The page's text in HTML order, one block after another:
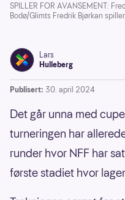
SPILLER FOR AVANSEMENT:
Bodø/Glimts Fredrik Bjørkan
Lars
Hulleberg
Publisert: 30. april 2024
Det går unna med
turneringen har
runder hvor NFF har
første stadiet hvor